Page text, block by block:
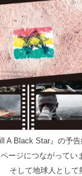
A Black Star』の予
ージにつながってい
そして地球人として